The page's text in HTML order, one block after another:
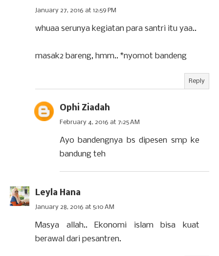
January 27, 2016 at 12:59 PM
whuaa serunya kegiatan para santri itu yaa..
masak2 bareng, hmm.. *nyomot bandeng
Reply
Ophi Ziadah
February 4, 2016 at 7:25 AM
Ayo bandengnya bs dipesen smp ke
bandung teh
Leyla Hana
January 28, 2016 at 5:10 AM
Masya allah.. Ekonomi islam bisa kuat
berawal dari pesantren.